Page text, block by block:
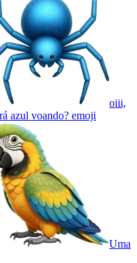
oiii,
azul voando? emoji
Uma